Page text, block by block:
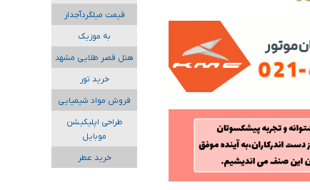
قیمت میلگردآجدار
به موزیک
هتل قصر طلایی مشهد
خرید تور
فروش مواد شیمیایی
طراحی اپلیکیشن
موبایل
خرید عطر